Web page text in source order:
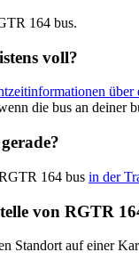
164 bus.
voll?
die bus an deiner
164 bus in der
von RGTR
Standort auf einer